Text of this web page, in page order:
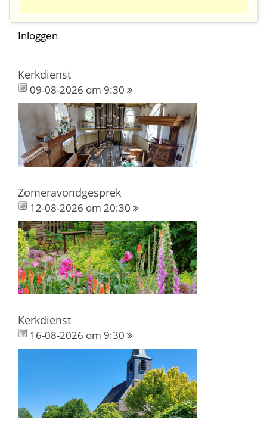
Inloggen
Kerkdienst
09-08-2026 om 9:30
Zomeravondgesprek
12-08-2026 om 20:30
Kerkdienst
16-08-2026 om 9:30